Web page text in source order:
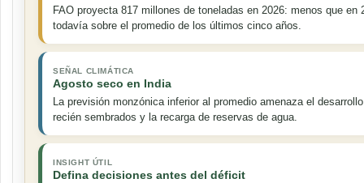
FAO proyecta 817 millones de toneladas en 2026: menos que en
todavía sobre el promedio de los últimos cinco años.
SEÑAL CLIMÁTICA
Agosto seco en India
La previsión monzónica inferior al promedio amenaza el
recién sembrados y la recarga de reservas de agua.
INSIGHT ÚTIL
Defina decisiones antes del déficit